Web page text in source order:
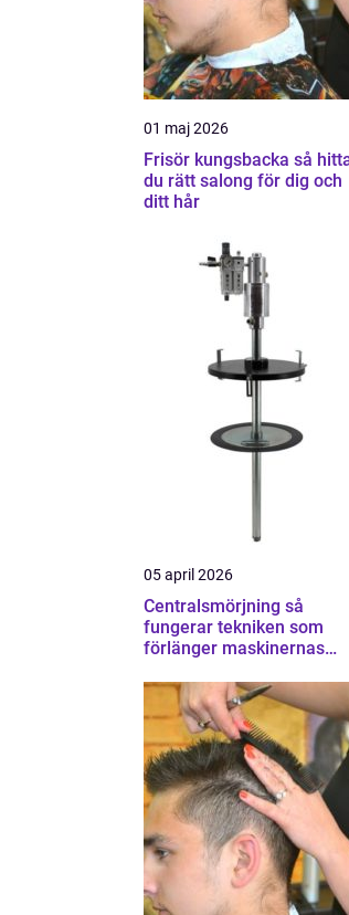
01 maj 2026
Frisör kungsbacka så hittar
du rätt salong för dig och
ditt hår
05 april 2026
Centralsmörjning så
fungerar tekniken som
förlänger maskinernas